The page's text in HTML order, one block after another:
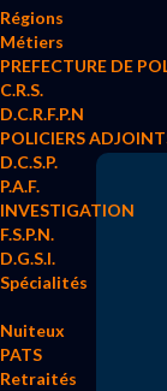
Régions
Métiers
PREFECTURE DE
C.R.S.
D.C.R.F.P.N
POLICIERS
D.C.S.P.
P.A.F.
INVESTIGATION
F.S.P.N.
D.G.S.I.
Spécialités
Nuiteux
PATS
Retraités